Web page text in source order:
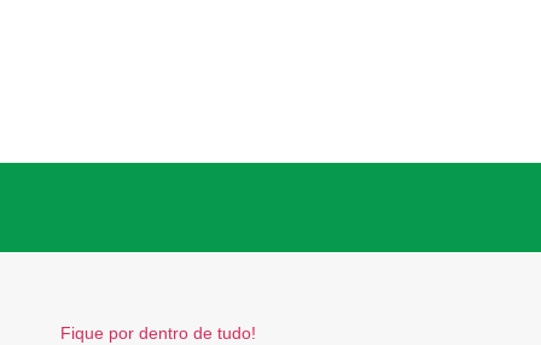
Fique por dentro de tudo!